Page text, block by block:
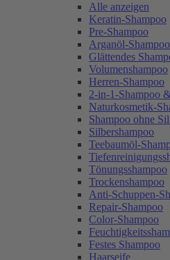
Alle anzeigen
Keratin-Shampoo
Pre-Shampoo
Arganöl-Shampoo
Glättendes
Volumenshampoo
Herren-Shampoo
2-in-1-Shampoo
Naturkosmetik-
Shampoo ohne
Silbershampoo
Teebaumöl-
Tönungsshampoo
Trockenshampoo
Anti-Schuppen-
Repair-Shampoo
Color-Shampoo
Festes Shampoo
Haarseife